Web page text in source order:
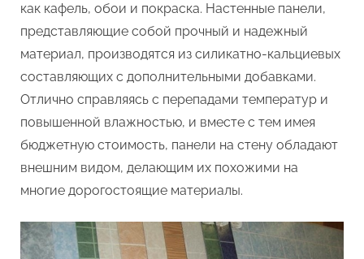
—
секрет
как кафель, обои и покраска. Настенные панели,
представляющие собой прочный и надежный
материал, производятся из силикатно-кальциевых
составляющих с дополнительными добавками.
Отлично справляясь с перепадами температур и
повышенной влажностью, и вместе с тем имея
бюджетную стоимость, панели на стену обладают
внешним видом, делающим их похожими на
многие дорогостоящие материалы.